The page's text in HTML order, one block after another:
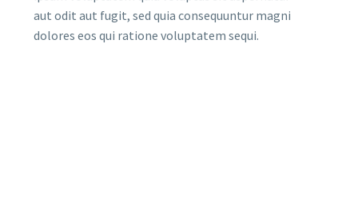
aut odit aut fugit, sed quia consequuntur magni
dolores eos qui ratione voluptatem sequi.